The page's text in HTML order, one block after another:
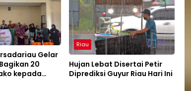
Gelar
20
kepada
Riau
Hujan Lebat Disertai Petir
Diprediksi Guyur Riau Hari Ini